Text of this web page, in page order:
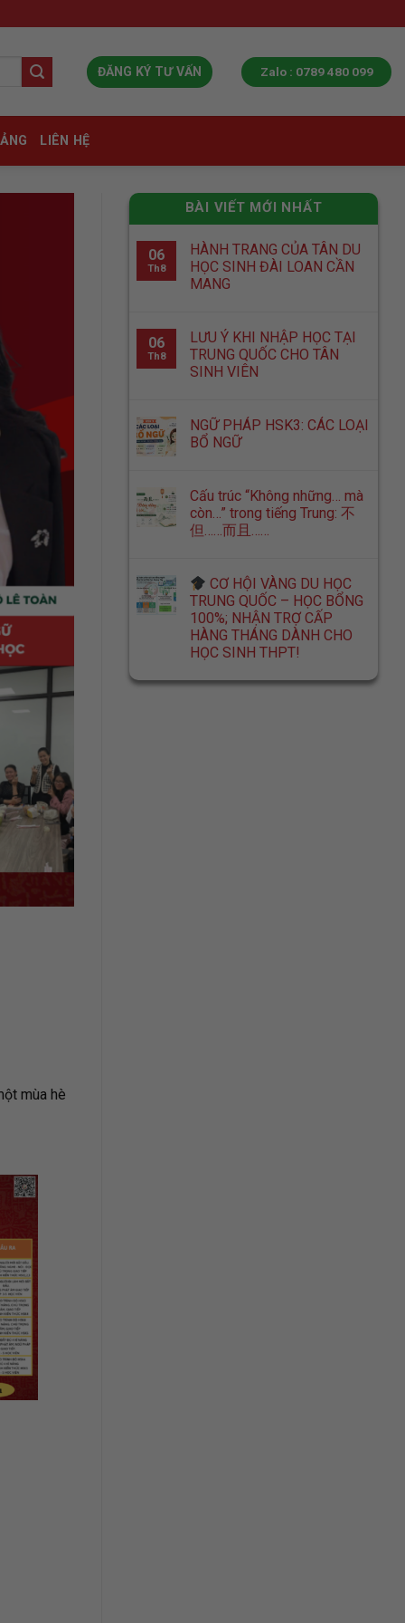
ĐĂNG KÝ TƯ VẤN Zalo : 0789 480 099
LIÊN HỆ
mùa hè
BÀI VIẾT MỚI NHẤT
06
Th8
HÀNH TRANG CỦA TÂN DU
HỌC SINH ĐÀI LOAN CẦN
MANG
06
Th8
LƯU Ý KHI NHẬP HỌC TẠI
TRUNG QUỐC CHO TÂN
SINH VIÊN
NGỮ PHÁP HSK3: CÁC LOẠI
BỔ NGỮ
Cấu trúc “Không những… mà
còn…” trong tiếng Trung: 不
但……而且……
CƠ HỘI VÀNG DU HỌC
TRUNG QUỐC – HỌC BỔNG
100%; NHẬN TRỢ CẤP
HÀNG THÁNG DÀNH CHO
HỌC SINH THPT!